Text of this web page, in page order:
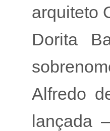
arquiteto
Dorita
Alfredo
lançada